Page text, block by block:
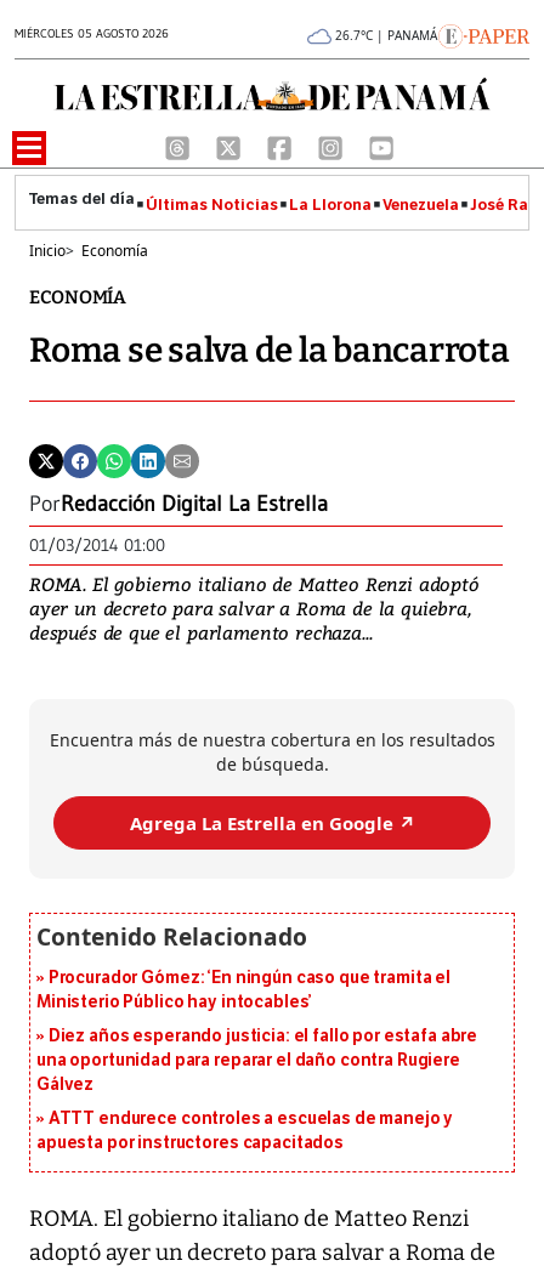
MIÉRCOLES 05 AGOSTO 2026 26.7°C | PANAMÁ
Últimas Noticias La Llorona Venezuela José
Inicio> Economía
ECONOMÍA
Roma se salva de la bancarrota
PorRedacción Digital La Estrella
01/03/2014 01:00
ROMA. El gobierno italiano de Matteo Renzi adoptó
ayer un decreto para salvar a Roma de la quiebra,
después de que el parlamento rechaza...
Encuentra más de nuestra cobertura en los resultados
de búsqueda.
Agrega La Estrella en Google ↗️
Procurador Gómez: ‘En ningún caso que tramita el
Ministerio Público hay intocables’
Diez años esperando justicia: el fallo por estafa abre
una oportunidad para reparar el daño contra Rugiere
Gálvez
ATTT endurece controles a escuelas de manejo y
apuesta por instructores capacitados
ROMA. El gobierno italiano de Matteo Renzi
adoptó ayer un decreto para salvar a Roma de